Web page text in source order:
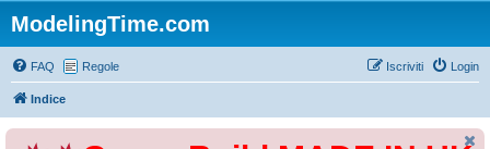
ModelingTime.com
FAQ Regole Login
Iscriviti
Indice